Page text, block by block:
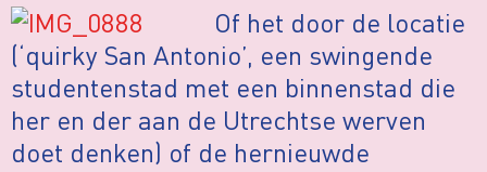
Of het door de locatie
(‘quirky San Antonio’, een swingende
studentenstad met een binnenstad die
her en der aan de Utrechtse werven
doet denken) of de hernieuwde